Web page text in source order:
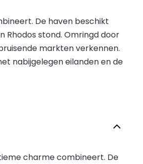
De haven beschikt
Rhodos stond. Omringd door
markten verkennen.
nabijgelegen eilanden en de
charme combineert. De